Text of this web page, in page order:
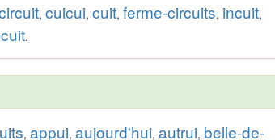
, cuicui, cuit, ferme-circuits, incuit,
.
, appui, aujourd'hui, autrui, belle-de-